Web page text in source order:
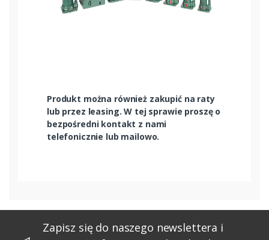
Produkt można również zakupić na raty
lub przez leasing. W tej sprawie proszę o
bezpośredni kontakt z nami
telefonicznie lub mailowo.
Zapisz się do naszego newslettera i